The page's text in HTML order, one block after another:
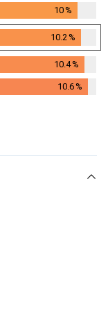
10%
10.2 %
10.4%
10.6%